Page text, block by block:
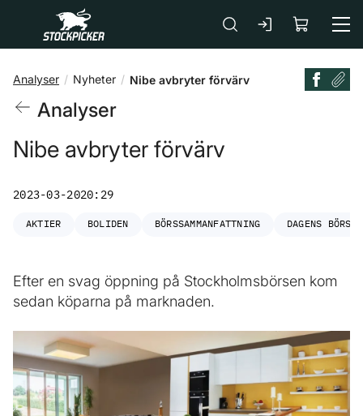
Gå till huvudinnehåll
Analyser Nyheter Nibe avbryter förvärv
Analyser
Nibe avbryter förvärv
2023-03-2020:29
AKTIER BOLIDEN BÖRSSAMMANFATTNING DAGENS BÖRS
Efter en svag öppning på Stockholmsbörsen kom
sedan köparna på marknaden.